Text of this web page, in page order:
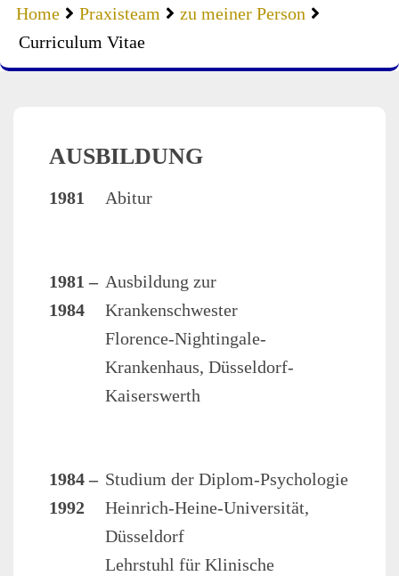
Home Praxisteam
zu meiner Person
Curriculum Vitae
AUSBILDUNG
1981 Abitur
1981 –
1984
Ausbildung zur
Krankenschwester
Florence-Nightingale-
Krankenhaus, Düsseldorf-
Kaiserswerth
1984 –
1992
Studium der Diplom-Psychologie
Heinrich-Heine-Universität,
Düsseldorf
Lehrstuhl für Klinische